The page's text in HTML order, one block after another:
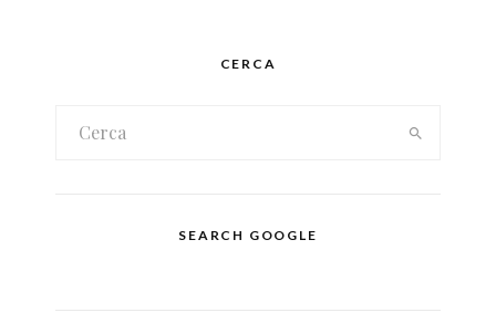
CERCA
SEARCH GOOGLE